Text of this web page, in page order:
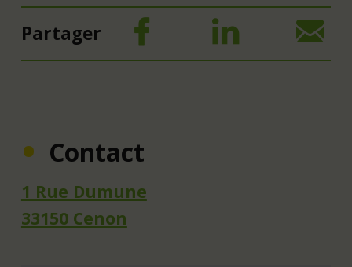
Partager
Contact
1 Rue Dumune
33150 Cenon